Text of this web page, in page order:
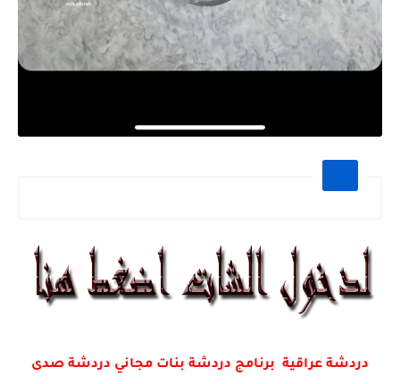
دردشة عراقية برنامج دردشة بنات مجاني دردشة صدى